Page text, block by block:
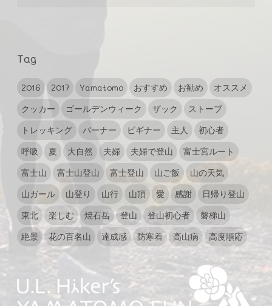
Tag
2016 2017 Yamatomo おすすめ お勧め
オススメ
クッカー
ゴールデンウィーク ザック
ストーブ
トレッキング
バーナー ビギナー 主人
初心者
呼吸
夏 大自然 夫婦 夫婦で登山
富士宮ルート
富士山
富士山登山 富士登山 山ご飯
山の天気
山ガール
山登り 山行 山頂 愛 感謝
日帰り登山
東北
楽しむ 焼石岳 登山 登山初心者
磐梯山
絶景
花の百名山 達成感 防寒着 高山病 高度順応